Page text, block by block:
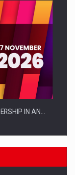
IN AN…